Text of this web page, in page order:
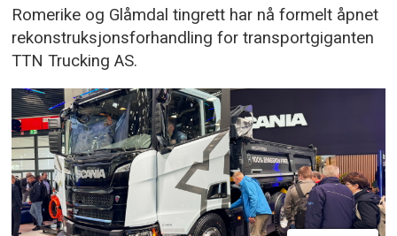
Romerike og Glåmdal tingrett har nå formelt åpnet
rekonstruksjonsforhandling for transportgiganten
TTN Trucking AS.